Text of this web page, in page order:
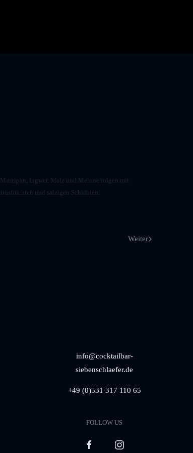
Ingwer, Malz und Melone folgen mit
und salzigen Schichten.
Weiter
info@cocktailbar-
siebenschlaefer.de
+49 (0)531 317 110 65
FOLLOW US